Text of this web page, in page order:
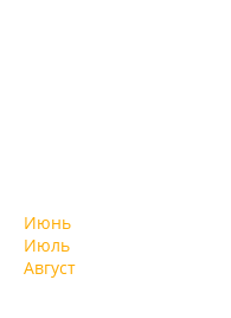
Июнь
Июль
Август